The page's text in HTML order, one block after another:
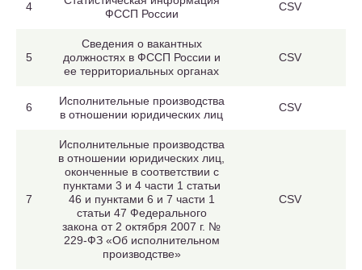
4
ФССП России
CSV
5
Сведения о вакантных
должностях в ФССП России и
ее территориальных органах
CSV
6
Исполнительные производства
в отношении юридических лиц
CSV
7
Исполнительные производства
в отношении юридических лиц,
оконченные в соответствии с
пунктами 3 и 4 части 1 статьи
46 и пунктами 6 и 7 части 1
статьи 47 Федерального
закона от 2 октября 2007 г. №
229-ФЗ «Об исполнительном
производстве»
CSV